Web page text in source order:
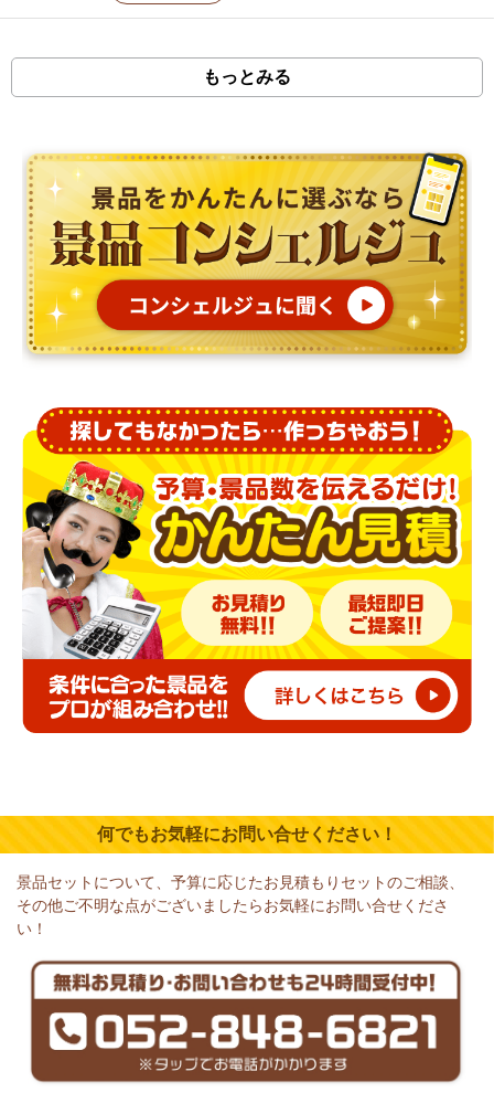
もっとみる
何でもお気軽にお問い合せください！
景品セットについて、予算に応じたお見積もりセットのご相談、
その他ご不明な点がございましたらお気軽にお問い合せくださ
い！